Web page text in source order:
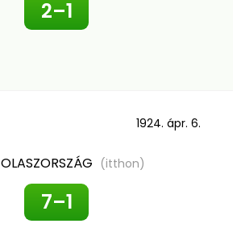
2–1
1924. ápr. 6.
OLASZORSZÁG (itthon)
7–1